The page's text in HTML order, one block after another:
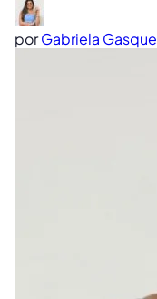
porGabriela Gasque